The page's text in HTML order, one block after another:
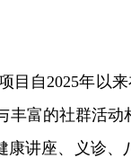
目自2025年以
丰富的社群活
讲座、义诊